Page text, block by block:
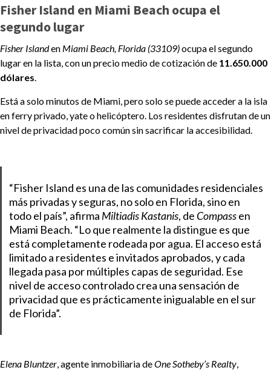
Fisher Island en Miami Beach ocupa el
segundo lugar
Fisher Islanden Miami Beach, Florida (33109)ocupa el segundo
lugar en la lista, con un precio medio de cotización de 11.650.000
dólares
Está a solo minutos de Miami, pero solo se puede acceder a la isla
en ferry privado, yate o helicóptero. Los residentes disfrutan de un
nivel de privacidad poco común sin sacrificar la accesibilidad.
“Fisher Island es una de las comunidades residenciales
más privadas y seguras, no solo en Florida, sino en
todo el país”, afirma Miltiadis Kastanis, de Compassen
Miami Beach. “Lo que realmente la distingue es que
está completamente rodeada por agua. El acceso está
limitado a residentes e invitados aprobados, y cada
llegada pasa por múltiples capas de seguridad. Ese
nivel de acceso controlado crea una sensación de
privacidad que es prácticamente inigualable en el sur
de Florida”.
Elena Bluntzer , agente inmobiliaria deOne Sotheby’s Realty